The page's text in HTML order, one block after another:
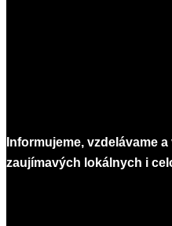
Informujeme, vzdelávame
zaujímavých lokálnych i